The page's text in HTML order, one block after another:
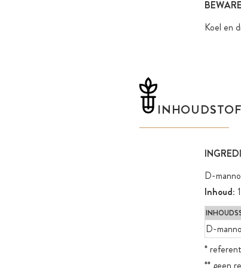
Koel en
D-
Inhoud:
D-
*